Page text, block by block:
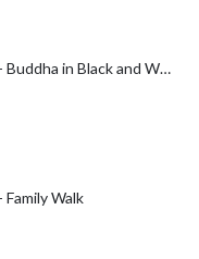
Peinture par numéros - Buddha in Black and White
Walk